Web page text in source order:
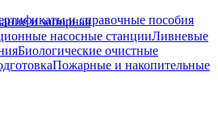
и справочные пособия
и запорная
насосные станцииЛивневые
Биологические очистные
Пожарные и накопительные